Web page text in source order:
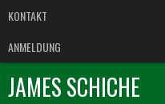
KONTAKT
ANMELDUNG
JAMES SCHICHE